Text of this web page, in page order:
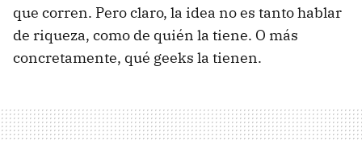
que corren. Pero claro, la idea no es tanto hablar
de riqueza, como de quién la tiene. O más
concretamente, qué geeks la tienen.